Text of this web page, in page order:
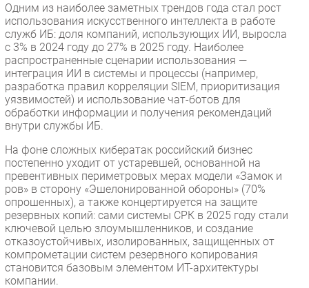
Одним из наиболее заметных трендов года стал рост
использования искусственного интеллекта в работе
служб ИБ: доля компаний, использующих ИИ, выросла
с 3% в 2024 году до 27% в 2025 году. Наиболее
распространенные сценарии использования —
интеграция ИИ в системы и процессы (например,
разработка правил корреляции SIEM, приоритизация
уязвимостей) и использование чат-ботов для
обработки информации и получения рекомендаций
внутри службы ИБ.
На фоне сложных кибератак российский бизнес
постепенно уходит от устаревшей, основанной на
превентивных периметровых мерах модели «Замок и
ров» в сторону «Эшелонированной обороны» (70%
опрошенных), а также концертируется на защите
резервных копий: сами системы СРК в 2025 году стали
ключевой целью злоумышленников, и создание
отказоустойчивых, изолированных, защищенных от
компрометации систем резервного копирования
становится базовым элементом ИТ-архитектуры
компании.